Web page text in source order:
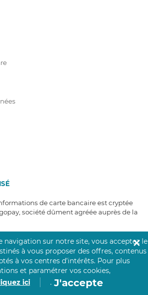
de carte bancaire est cryptée
société dûment agréée auprès de la
navigation sur notre site, vous acceptez le
à vous proposer des offres, contenus
à vos centres d’intérêts. Pour plus
et paramétrer vos cookies,
ici
. J'accepte
✕